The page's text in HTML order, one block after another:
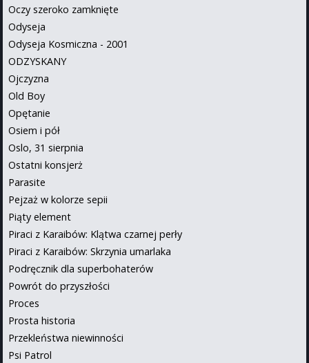
Oczy szeroko zamknięte
Odyseja
Odyseja Kosmiczna - 2001
ODZYSKANY
Ojczyzna
Old Boy
Opętanie
Osiem i pół
Oslo, 31 sierpnia
Ostatni konsjerż
Parasite
Pejzaż w kolorze sepii
Piąty element
Piraci z Karaibów: Klątwa czarnej perły
Piraci z Karaibów: Skrzynia umarlaka
Podręcznik dla superbohaterów
Powrót do przyszłości
Proces
Prosta historia
Przekleństwa niewinności
Psi Patrol